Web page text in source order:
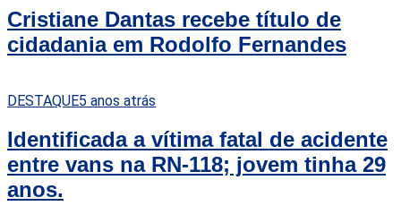
Cristiane Dantas recebe título de
cidadania em Rodolfo Fernandes
DESTAQUE5 anos atrás
Identificada a vítima fatal de acidente
entre vans na RN-118; jovem tinha 29
anos.